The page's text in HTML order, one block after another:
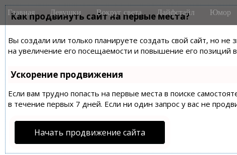
Как продвинуть сайт на первые места?
Вы создали или только планируете создать свой сайт, но
на увеличение его посещаемости и повышение его позиций в
Ускорение продвижения
Если вам трудно попасть на первые места в поиске
в течение первых 7 дней. Если ни один запрос у вас не
Начать продвижение сайта
M
a
n
m
e
n
u
i
Главная Девушки Вокруг света Лайфстайл Юмор